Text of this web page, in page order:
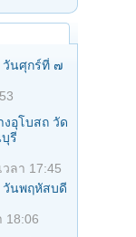
วันศุกร์ที่ ๗
อุโบสถ วัด
รี
ลา 17:45
วันพฤหัสบดี
18:06